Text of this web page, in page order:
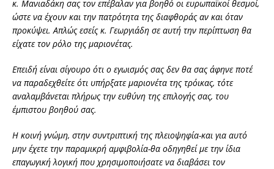
κ. Μανιαδάκη σας τον επέβαλαν για βοηθό οι ευρωπαϊκοί θεσμοί,
ώστε να έχουν και την πατρότητα της διαφθοράς αν και όταν
προκύψει. Απλώς εσείς κ. Γεωργιάδη σε αυτή την περίπτωση θα
είχατε τον ρόλο της μαριονέτας.
Επειδή είναι σίγουρο ότι ο εγωισμός σας δεν θα σας άφηνε ποτέ
να παραδεχθείτε ότι υπήρξατε μαριονέτα της τρόικας, τότε
αναλαμβάνεται πλήρως την ευθύνη της επιλογής σας, του
έμπιστου βοηθού σας.
Η κοινή γνώμη, στην συντριπτική της πλειοψηφία-και για αυτό
μην έχετε την παραμικρή αμφιβολία-θα οδηγηθεί με την ίδια
επαγωγική λογική που χρησιμοποιήσατε να διαβάσει τον